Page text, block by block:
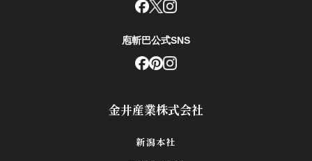
金井産業株式会社
新潟本社
庖斬巴公式SNS